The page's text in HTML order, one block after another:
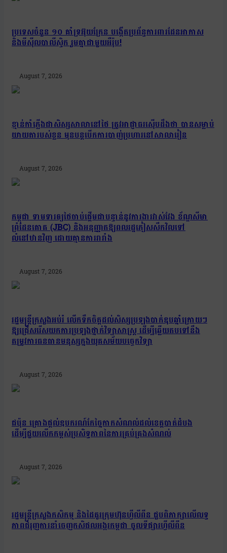
ប្រទេសចំនួន ១០ គាំទ្រអ៊ុយក្រែន បង្កើតប្រព័ន្ធការពារដែនអាកាស
និងមីស៊ីលបាលីស្ទិក រួមគ្នាជាមួយអឺរ៉ុប!
August 7, 2026
ខ្មាន់កាំភ្លើងជាសិស្សសាលានៅថៃ ត្រូវអាជ្ញាធរស៊ើបដឹងថា បានសម្លាប់
យាយតារបស់ខ្លួន មុនបន្តបើកការបាញ់ប្រហារនៅសាលារៀន
August 7, 2026
កម្ពុជា ទាមទារឲ្យថៃចាប់ផ្តើមជាបន្ទាន់នូវការងារវាស់វែង ខ័ណ្ឌសីមា
ព្រំដែនគោគ (JBC) និងអនុញ្ញាតឱ្យពលរដ្ឋភៀសសឹកវិលទៅ
លំនៅឋានវិញ ដោយគ្មានការរារាំង
August 7, 2026
រដ្ឋមន្រ្តីក្រសួងអប់រំ លើកទឹកចិត្តដល់សិស្សប្រឡងបាក់ឌុបឆ្នាំក្រោយៗ
ឱ្យជ្រើសរើសយកការប្រឡងថ្នាក់វិទ្យាសាស្ត្រ ដើម្បីឆ្លើយតបទៅនឹង
តម្រូវការធនធានមនុស្សក្នុងយុគសម័យបច្ចេកវិទ្យា
August 7, 2026
ជប៉ុន គ្រោងផ្តល់ឧបករណ៍កែច្នៃកាកសំណល់ដល់ខេត្តបាត់ដំបង
ដើម្បីជួយលើកកម្ពស់ប្រសិទ្ធភាពនៃការគ្រប់គ្រងសំណល់
August 7, 2026
រដ្ឋមន្រ្តីក្រសួងកសិកម្ម និងដៃគូរក្រុមហ៊ុនហ្វីលីពីន ជួបពិភាក្សាលើលទ្ធ
ភាពជំរុញការនាំចេញកសិផលអង្ករកម្ពុជា ចូលទីផ្សារហ្វីលីពីន